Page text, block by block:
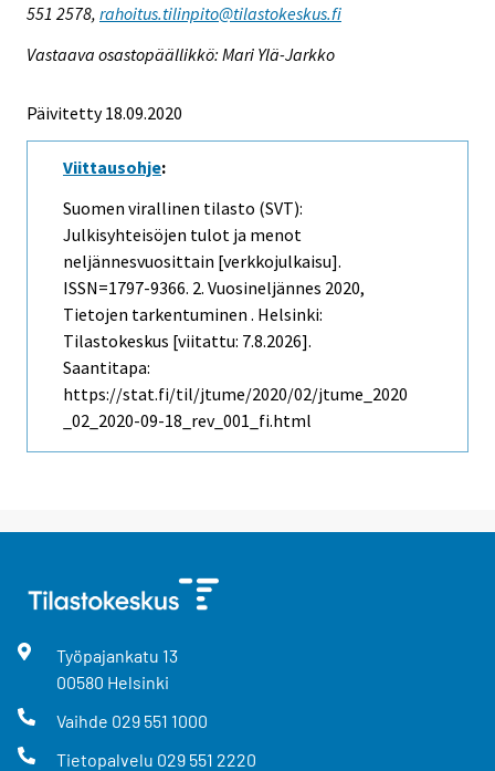
551 2578, rahoitus.tilinpito@tilastokeskus.fi
Vastaava osastopäällikkö: Mari Ylä-Jarkko
Päivitetty 18.09.2020
Viittausohje:
Suomen virallinen tilasto (SVT):
Julkisyhteisöjen tulot ja menot
neljännesvuosittain [verkkojulkaisu].
ISSN=1797-9366. 2. Vuosineljännes 2020,
Tietojen tarkentuminen . Helsinki:
Tilastokeskus [viitattu: 7.8.2026].
Saantitapa:
https://stat.fi/til/jtume/2020/02/jtume_2020
_02_2020-09-18_rev_001_fi.html
Työpajankatu 13
00580 Helsinki
Vaihde 029 551 1000
Tietopalvelu 029 551 2220